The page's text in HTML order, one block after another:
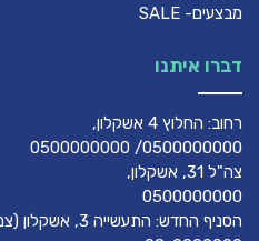
מבצעים- SALE
דברו איתנו
רחוב: החלוץ 4 אשקלון,
0500000000/ 0500000000
צה"ל 31, אשקלון,
0500000000
הסניף החדש: התעשייה 3, אשקלון (צמוד לבית הסוהר),